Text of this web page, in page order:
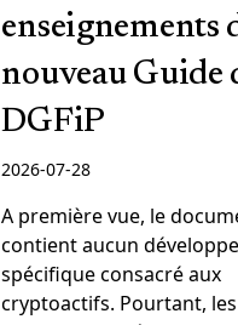
enseignements
nouveau Guide
DGFiP
2026-07-28
A première vue, le
contient aucun
spécifique consacré aux
cryptoactifs. Pourtant, les